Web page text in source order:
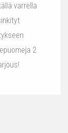
varrella
2